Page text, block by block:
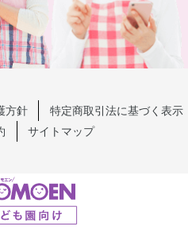
方針
特定商取引法に基づく表示
サイトマップ